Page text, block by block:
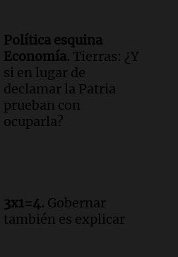
Política esquina
Economía. Tierras: ¿Y
si en lugar de
declamar la Patria
prueban con
ocuparla?
3x1=4. Gobernar
también es explicar